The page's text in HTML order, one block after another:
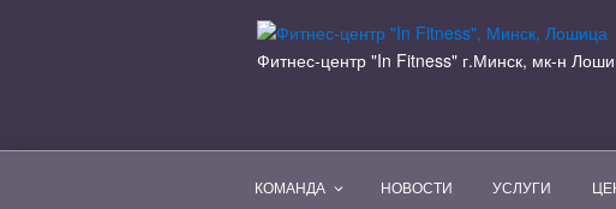
Фитнес-центр "In Fitness" г.Минск, мк-н
КОМАНДА НОВОСТИ УСЛУГИ